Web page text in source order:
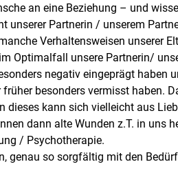
an eine Beziehung – und
unserer Partnerin / unserem
Verhaltensweisen unserer
Optimalfall unsere Partnerin/
negativ eingeprägt haben
besonders vermisst haben.
dieses kann sich vielleicht aus
dann alte Wunden z.T. in uns
/ Psychotherapie.
genau so sorgfältig mit den